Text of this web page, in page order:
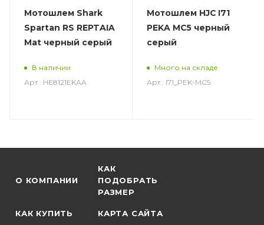
Мотошлем Shark
Spartan RS REPTAIA
Mat черный серый
В наличии
Арт.: HE8121EKAA
Мотошлем HJC I71
PEKA MC5 черный
серый
Много на складе
Арт.: I71_PEK-MC5
О КОМПАНИИ
КАК
ПОДОБРАТЬ
РАЗМЕР
КАК КУПИТЬ КАРТА САЙТА